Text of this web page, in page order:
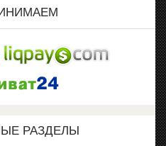
РАЗДЕЛЫ